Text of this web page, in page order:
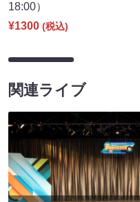
18:00）
¥1300 (税込)
関連ライブ